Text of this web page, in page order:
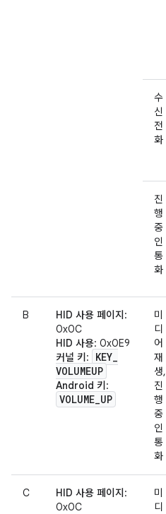
수
신
전
화
진
행
중
인
통
화
B HID 사용 페이지:
0x0C
HID 사용: 0x0E9
커널 키: KEY_
VOLUMEUP
Android 키:
VOLUME_UP
미
디
어
재
생,
진
행
중
인
통
화
C HID 사용 페이지:
0x0C
미
디